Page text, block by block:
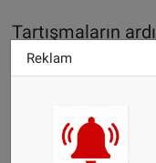
Tartışmaların
sayıda
parçası haline
Reklam